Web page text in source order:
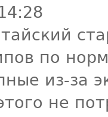
по
из-за
не